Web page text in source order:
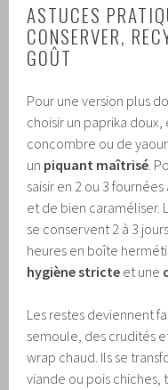
ASTUCES
CONSERVER,
GOÛT
Pour une version plus
choisir un paprika
concombre ou de
un piquant maîtrisé.
saisir en 2 ou 3
et de bien caraméliser.
se conservent 2 à 3
heures en boîte
hygiène stricte et une
Les restes deviennent
semoule, des crudités
wrap chaud. Ils se
viande ou pois